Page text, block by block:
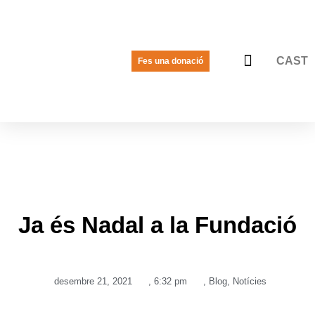
Fes una donació CAST
Ja és Nadal a la Fundació
desembre 21, 2021 6:32 pm Blog Notícies